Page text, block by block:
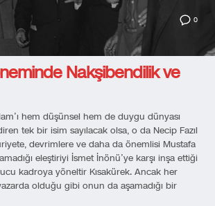
0
Nakşibendilik ve
hem düşünsel hem de duygu dünyası
tek bir isim sayılacak olsa, o da Necip Fazıl
devrimlere ve daha da önemlisi Mustafa
eleştiriyi İsmet İnönü’ye karşı inşa ettiği
kadroya yöneltir Kısakürek. Ancak her
olduğu gibi onun da aşamadığı bir